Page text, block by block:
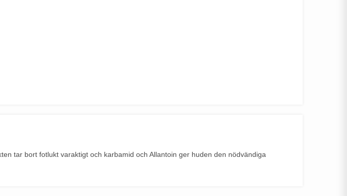
tar bort fotlukt varaktigt och karbamid och Allantoin ger huden den nödvändiga